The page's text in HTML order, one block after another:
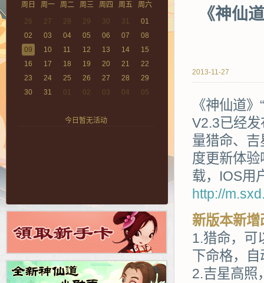
周日 周一 周二 周三 周四 周五
周六
26
27 28 29 30 31
01
02
03 04 05 06 07
08
09
10 11 12 13 14
15
16
17 18 19 20 21
22
23
24 25 26 27 28
29
30
31 01 02 03 04 05
今日暂无活动
《神仙
2013-11-27
《神仙道
V2.3已经
量猎命、
度更新体
载，IOS用
http://
新版本新增
1.猎命，可
下命格，
2.吉星高照